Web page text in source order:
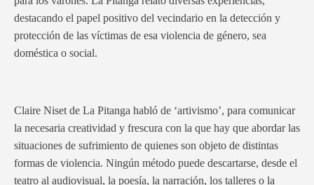
destacando el papel positivo del vecindario en la detección y
protección de las víctimas de esa violencia de género, sea
doméstica o social.
Claire Niset de La Pitanga habló de ‘artivismo’, para comunicar
la necesaria creatividad y frescura con la que hay que abordar las
situaciones de sufrimiento de quienes son objeto de distintas
formas de violencia. Ningún método puede descartarse, desde el
teatro al audiovisual, la poesía, la narración, los talleres o la